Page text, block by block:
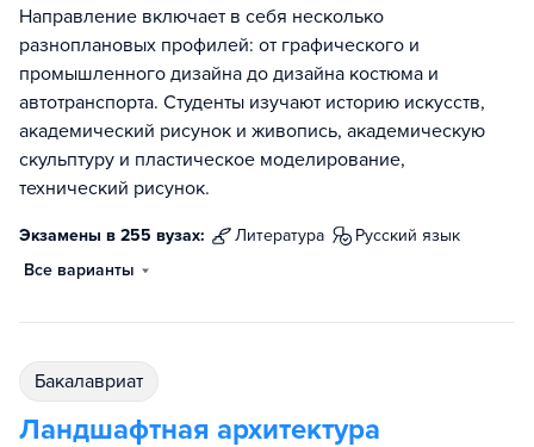
Направление включает в себя несколько
разноплановых профилей: от графического и
промышленного дизайна до дизайна костюма и
автотранспорта. Студенты изучают историю искусств,
академический рисунок и живопись, академическую
скульптуру и пластическое моделирование,
технический рисунок.
Экзамены в 255 вузах: литература
русский язык
Все варианты
бакалавриат
Ландшафтная архитектура